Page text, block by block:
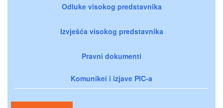
Odluke visokog predstavnika
Izvješća visokog predstavnika
Pravni dokumenti
Komunikei i izjave PIC-a